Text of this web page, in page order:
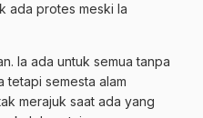
ada protes meski Ia
Ia ada untuk semua tanpa
tetapi semesta alam
merajuk saat ada yang